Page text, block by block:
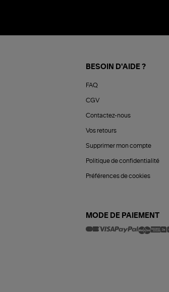
BESOIN D'AIDE ?
FAQ
CGV
Contactez-nous
Vos retours
Supprimer mon compte
Politique de confidentialité
Préférences de cookies
MODE DE PAIEMENT